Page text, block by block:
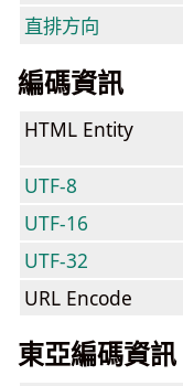
直排方向
編碼資訊
HTML Entity
UTF-8
UTF-16
UTF-32
URL Encode
東亞編碼資訊